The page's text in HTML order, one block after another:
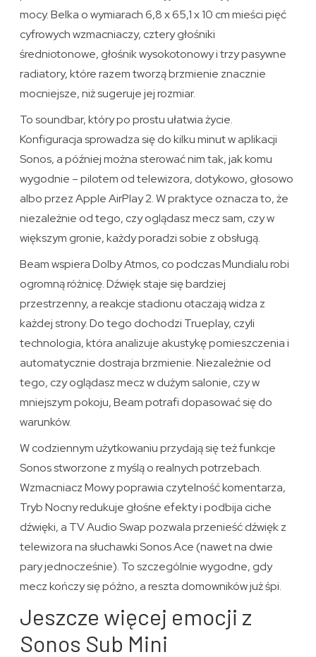
mocy. Belka o wymiarach 6,8 x 65,1 x 10 cm mieści pięć
cyfrowych wzmacniaczy, cztery głośniki
średniotonowe, głośnik wysokotonowy i trzy pasywne
radiatory, które razem tworzą brzmienie znacznie
mocniejsze, niż sugeruje jej rozmiar.
To soundbar, który po prostu ułatwia życie.
Konfiguracja sprowadza się do kilku minut w aplikacji
Sonos, a później można sterować nim tak, jak komu
wygodnie – pilotem od telewizora, dotykowo, głosowo
albo przez Apple AirPlay 2. W praktyce oznacza to, że
niezależnie od tego, czy oglądasz mecz sam, czy w
większym gronie, każdy poradzi sobie z obsługą.
Beam wspiera Dolby Atmos, co podczas Mundialu robi
ogromną różnicę. Dźwięk staje się bardziej
przestrzenny, a reakcje stadionu otaczają widza z
każdej strony. Do tego dochodzi Trueplay, czyli
technologia, która analizuje akustykę pomieszczenia i
automatycznie dostraja brzmienie. Niezależnie od
tego, czy oglądasz mecz w dużym salonie, czy w
mniejszym pokoju, Beam potrafi dopasować się do
warunków.
W codziennym użytkowaniu przydają się też funkcje
Sonos stworzone z myślą o realnych potrzebach.
Wzmacniacz Mowy poprawia czytelność komentarza,
Tryb Nocny redukuje głośne efekty i podbija ciche
dźwięki, a TV Audio Swap pozwala przenieść dźwięk z
telewizora na słuchawki Sonos Ace (nawet na dwie
pary jednocześnie). To szczególnie wygodne, gdy
mecz kończy się późno, a reszta domowników już śpi.
Jeszcze więcej emocji z
Sonos Sub Mini